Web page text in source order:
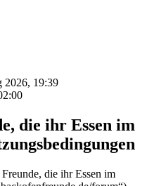
2026, 19:39
die ihr Essen im
die ihr Essen im